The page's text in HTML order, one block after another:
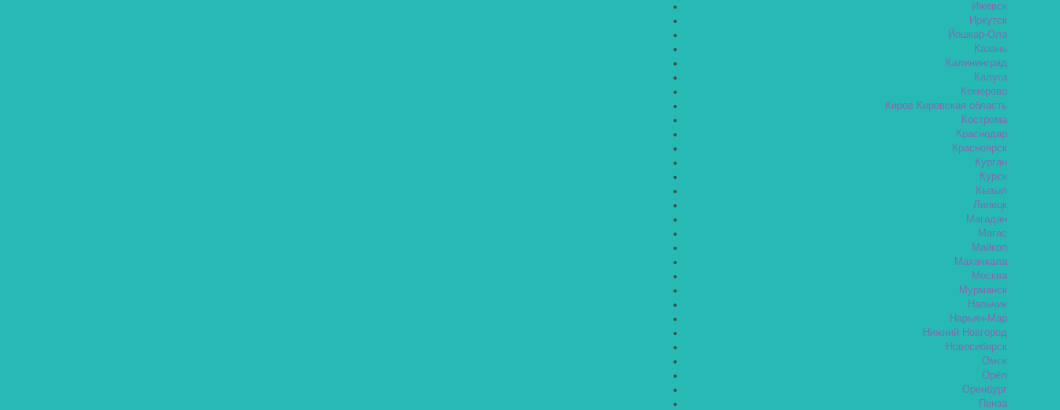
Ижевск
Иркутск
Йошкар-Ола
Казань
Калининград
Калуга
Кемерово
Киров Кировская область
Кострома
Краснодар
Красноярск
Курган
Курск
Кызыл
Липецк
Магадан
Магас
Майкоп
Махачкала
Москва
Мурманск
Нальчик
Нарьян-Мар
Нижний Новгород
Новосибирск
Омск
Орёл
Оренбург
Пенза